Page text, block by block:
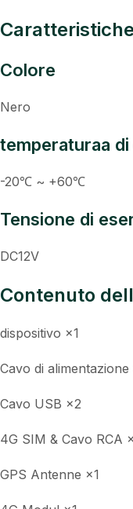
Colore
Nero
temperaturaa
-20℃ ~ +60℃
Tensione di
DC12V
Contenuto
dispositivo ×1
Cavo di alimentazione
Cavo USB ×2
4G SIM & Cavo RCA
GPS Antenne ×1